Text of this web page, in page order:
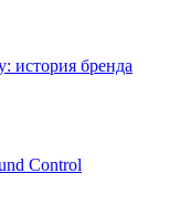
история бренда
Control